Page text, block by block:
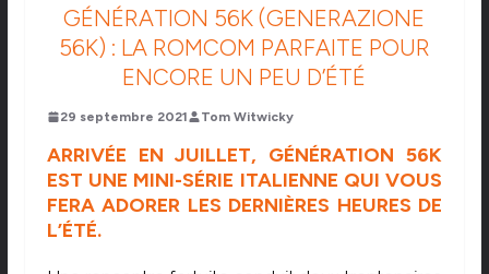
GÉNÉRATION 56K (GENERAZIONE
56K) : LA ROMCOM PARFAITE POUR
ENCORE UN PEU D’ÉTÉ
29 septembre 2021 Tom Witwicky
ARRIVÉE EN JUILLET, GÉNÉRATION 56K
EST UNE MINI-SÉRIE ITALIENNE QUI VOUS
FERA ADORER LES DERNIÈRES HEURES DE
L’ÉTÉ.